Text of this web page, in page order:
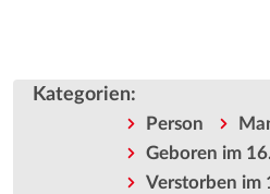
Kategorien:
Person
Geboren im
Verstorben im